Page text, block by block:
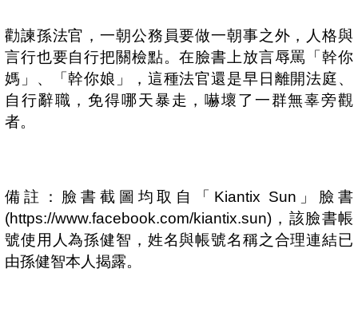
勸諫孫法官，一朝公務員要做一朝事之外，人格與
言行也要自行把關檢點。在臉書上放言辱罵「幹你
媽」、「幹你娘」，這種法官還是早日離開法庭、
自行辭職，免得哪天暴走，嚇壞了一群無辜旁觀
者。
備註：臉書截圖均取自「 Kiantix Sun 」臉書
(https://www.facebook.com/kiantix.sun) ，該臉書帳
號使用人為孫健智，姓名與帳號名稱之合理連結已
由孫健智本人揭露。